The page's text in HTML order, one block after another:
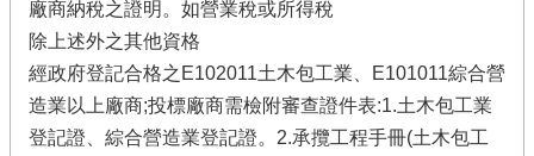
廠商納稅之證明。如營業稅或所得稅
除上述外之其他資格
經政府登記合格之E102011土木包工業、E101011綜合營
造業以上廠商;投標廠商需檢附審查證件表:1.土木包工業
登記證、綜合營造業登記證。2.承攬工程手冊(土木包工